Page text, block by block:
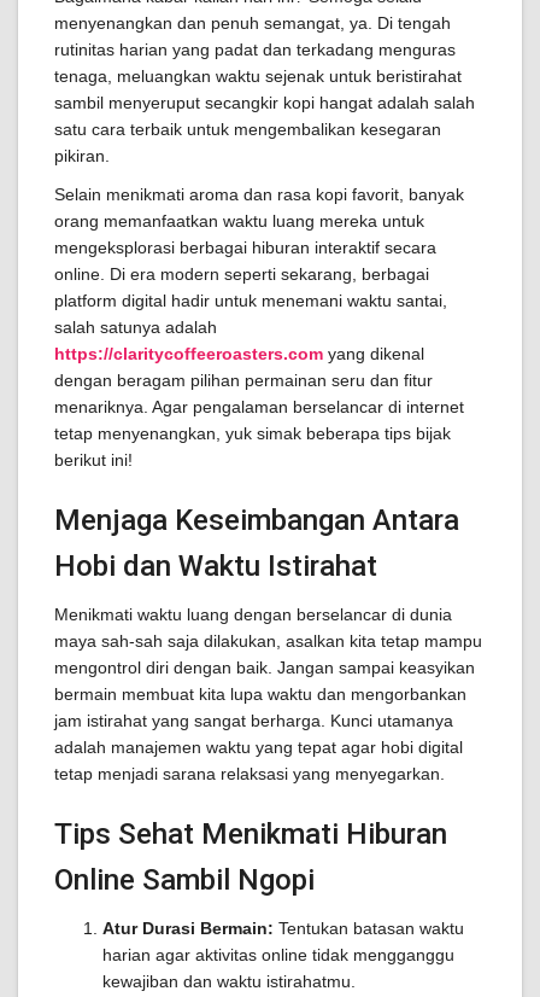
menyenangkan dan penuh semangat, ya. Di tengah
rutinitas harian yang padat dan terkadang menguras
tenaga, meluangkan waktu sejenak untuk beristirahat
sambil menyeruput secangkir kopi hangat adalah salah
satu cara terbaik untuk mengembalikan kesegaran
pikiran.
Selain menikmati aroma dan rasa kopi favorit, banyak
orang memanfaatkan waktu luang mereka untuk
mengeksplorasi berbagai hiburan interaktif secara
online. Di era modern seperti sekarang, berbagai
platform digital hadir untuk menemani waktu santai,
salah satunya adalah
https://claritycoffeeroasters.com yang dikenal
dengan beragam pilihan permainan seru dan fitur
menariknya. Agar pengalaman berselancar di internet
tetap menyenangkan, yuk simak beberapa tips bijak
berikut ini!
Menjaga Keseimbangan Antara
Hobi dan Waktu Istirahat
Menikmati waktu luang dengan berselancar di dunia
maya sah-sah saja dilakukan, asalkan kita tetap mampu
mengontrol diri dengan baik. Jangan sampai keasyikan
bermain membuat kita lupa waktu dan mengorbankan
jam istirahat yang sangat berharga. Kunci utamanya
adalah manajemen waktu yang tepat agar hobi digital
tetap menjadi sarana relaksasi yang menyegarkan.
Tips Sehat Menikmati Hiburan
Online Sambil Ngopi
Atur Durasi Bermain: Tentukan batasan waktu
harian agar aktivitas online tidak mengganggu
kewajiban dan waktu istirahatmu.